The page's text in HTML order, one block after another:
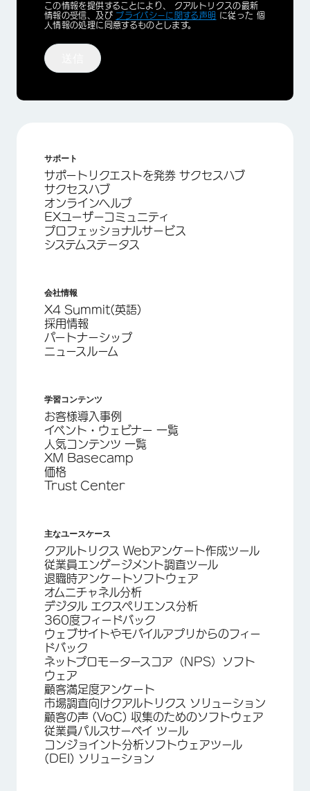
Privacy
Optin
この情報を提供することにより、 クアルトリクスの最新
情報の受信、及び プライバシーに関する声明 に従った 個
人情報の処理に同意するものとします。
サポート
サポートリクエストを発券 サクセスハブ
サクセスハブ
オンラインヘルプ
EXユーザーコミュニティ
プロフェッショナルサービス
システムステータス
会社情報
X4 Summit(英語)
採用情報
パートナーシップ
ニュースルーム
学習コンテンツ
お客様導入事例
イベント・ウェビナー 一覧
人気コンテンツ 一覧
XM Basecamp
価格
Trust Center
主なユースケース
クアルトリクス Webアンケート作成ツール
従業員エンゲージメント調査ツール
退職時アンケートソフトウェア
オムニチャネル分析
デジタル エクスペリエンス分析
360度フィードバック
ウェブサイトやモバイルアプリからのフィー
ドバック
ネットプロモータースコア（NPS）ソフト
ウェア
顧客満足度アンケート
市場調査向けクアルトリクス ソリューション
顧客の声 (VoC) 収集のためのソフトウェア
従業員パルスサーベイ ツール
コンジョイント分析ソフトウェアツール
(DEI) ソリューション